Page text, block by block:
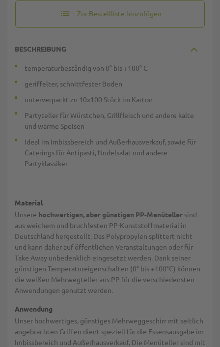
Zur Bestellliste hinzufügen
BESCHREIBUNG
temperaturbeständig von 0° bis +100° C
geriffelter, schnittfester Boden
unterverpackt zu 10x100 Stück im Karton
Partyteller für Würstchen, Grillfleisch und andere kalte
und warme Speisen
Ideal im Imbissbereich und Außerhausverkauf, sowie für
Caterings für Antipasti, Nudelsalat und andere
Partyklassiker
Material
Unsere hochwertigen, aber günstigen PP-Menüteller sind
aus weichem und bruchfesten PP-Kunststoffmaterial in
Deutschland hergestellt. Das Polypropylen splittert nicht
und kann daher auf öffentlichen Veranstaltungen oder für
Take Away unbedenklich eingesetzt werden. Dank seiner
günstigen Temperatureigenschaften (0° bis +100°C) können
die weißen Mehrwegteller aus PP für die verschiedensten
Anwendungen genutzt werden.
Anwendung
Unser hochwertiges, günstiges Mehrweggeschirr mit seitlich
angebrachten Griffen dient speziell für die Essensausgabe im
Imbissbereich und Außerhausverkauf. Die Menüteller sind mit